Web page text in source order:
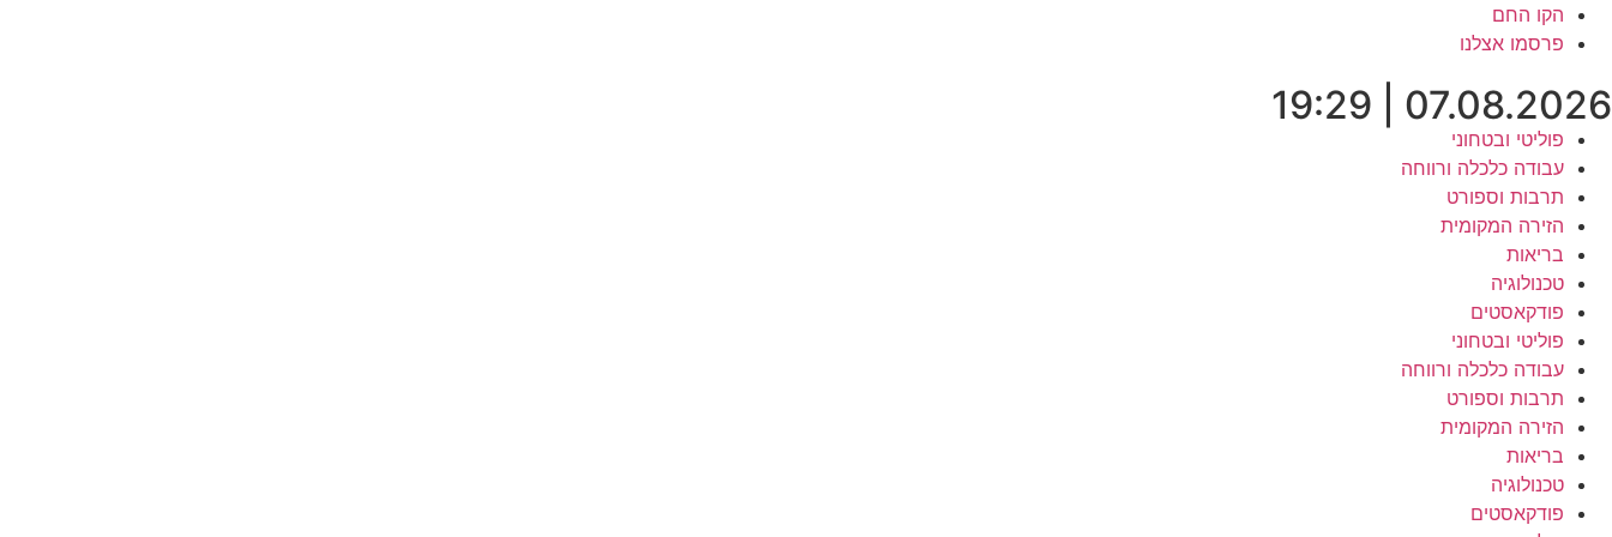
לתוכן
הקו החם
פרסמו אצלנו
07.08.2026 | 19:29
פוליטי ובטחוני
עבודה כלכלה ורווחה
תרבות וספורט
הזירה המקומית
בריאות
טכנולוגיה
פודקאסטים
פוליטי ובטחוני
עבודה כלכלה ורווחה
תרבות וספורט
הזירה המקומית
בריאות
טכנולוגיה
פודקאסטים